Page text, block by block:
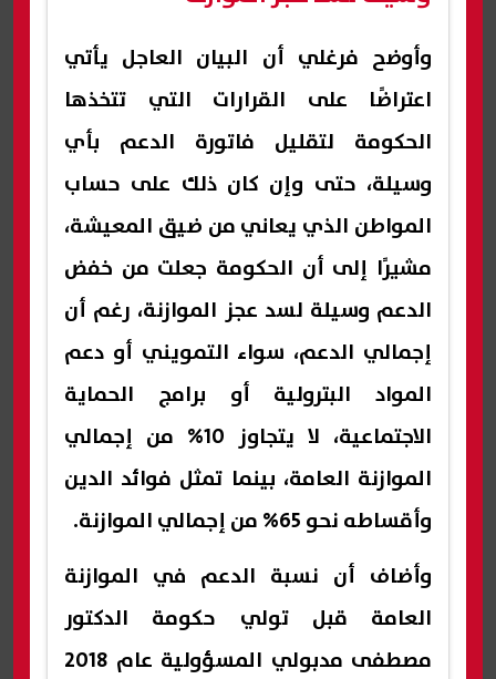
وأوضح فرغلي أن البيان العاجل يأتي
اعتراضًا على القرارات التي تتخذها
الحكومة لتقليل فاتورة الدعم بأي
وسيلة، حتى وإن كان ذلك على حساب
المواطن الذي يعاني من ضيق المعيشة،
مشيرًا إلى أن الحكومة جعلت من خفض
الدعم وسيلة لسد عجز الموازنة، رغم أن
إجمالي الدعم، سواء التمويني أو دعم
المواد البترولية أو برامج الحماية
الاجتماعية، لا يتجاوز 10% من إجمالي
الموازنة العامة، بينما تمثل فوائد الدين
وأقساطه نحو 65% من إجمالي الموازنة.
وأضاف أن نسبة الدعم في الموازنة
العامة قبل تولي حكومة الدكتور
مصطفى مدبولي المسؤولية عام 2018